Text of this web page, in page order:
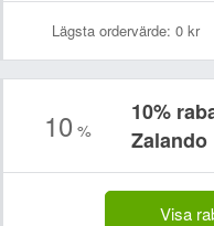
Lägsta ordervärde: 0 kr
10 %
10%
Zalando
Visa